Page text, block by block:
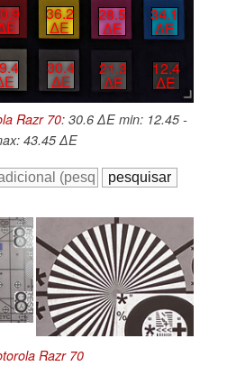
36.2
∆E
28.5
∆E
34.1
∆E
30.4
∆E
21.3
∆E
12.4
∆E
Razr 70: 30.6 ∆E min: 12.45 -
43.45 ∆E
Razr 70